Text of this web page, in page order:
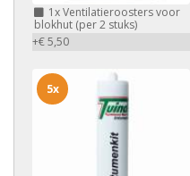
1xVentilatieroosters voor
blokhut (per 2 stuks)
+€ 5,50
5x